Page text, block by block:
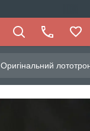
Оригінальний